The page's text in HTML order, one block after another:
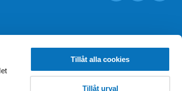
Tillåt alla cookies
Tillåt urval